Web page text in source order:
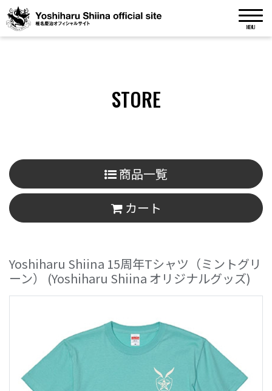
MENU
STORE
商品一覧
カート
Yoshiharu Shiina 15周年Tシャツ（ミントグリ
ーン）
(Yoshiharu Shiina オリジナルグッズ)